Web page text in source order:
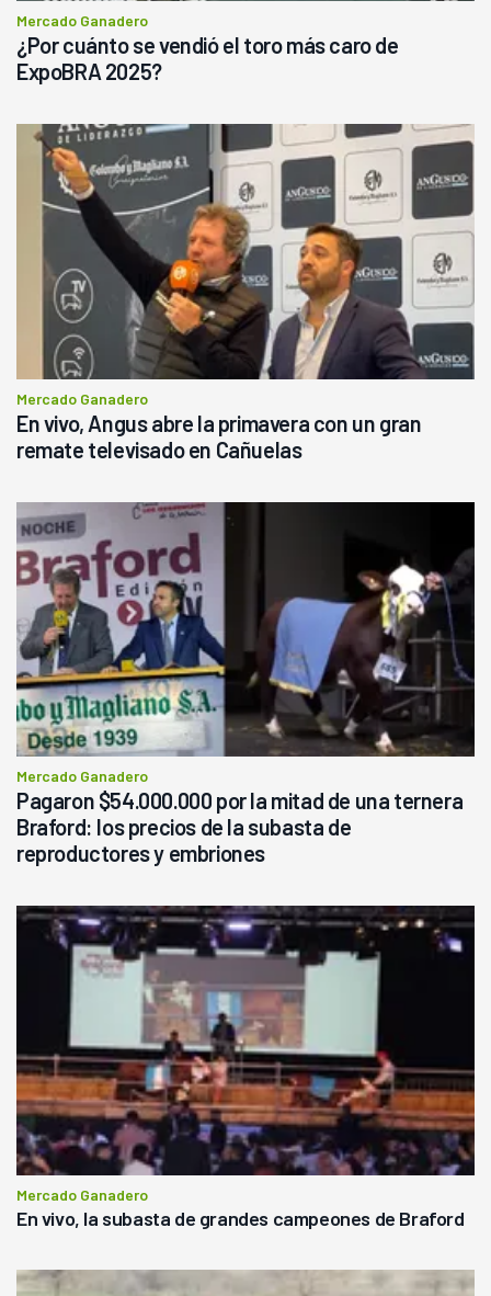
Mercado Ganadero
¿Por cuánto se vendió el toro más caro de
ExpoBRA 2025?
Mercado Ganadero
En vivo, Angus abre la primavera con un gran
remate televisado en Cañuelas
Mercado Ganadero
Pagaron $54.000.000 por la mitad de una ternera
Braford: los precios de la subasta de
reproductores y embriones
Mercado Ganadero
En vivo, la subasta de grandes campeones de Braford